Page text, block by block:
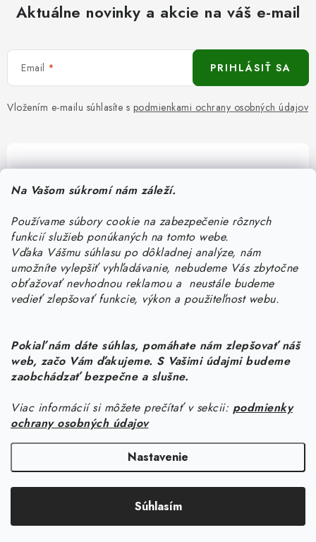
Na Vašom súkromí nám záleží.
Používame súbory cookie na zabezpečenie rôznych
funkcií služieb ponúkaných na tomto webe.
Vďaka Vášmu súhlasu po dôkladnej analýze, nám
umožníte vylepšiť vyhľadávanie, nebudeme Vás zbytočne
obťažovať nevhodnou reklamou a neustále budeme
vedieť zlepšovať funkcie, výkon a použiteľnost webu.
Pokiaľ nám dáte súhlas, pomáhate nám zlepšovať náš
web, začo Vám ďakujeme. S Vašimi údajmi budeme
zaobchádzať bezpečne a slušne.
Viac informácií si môžete prečítať v sekcii: podmienky
ochrany osobných údajov
Nastavenie
Súhlasím
Aktuálne novinky a akcie na váš e-mail
Email
Vložením e-mailu súhlasíte s podmienkami ochrany osobných údajov
PRIHLÁSIŤ SA
Pomôžeme vám s výberom
Potrebujete s niečím poradiť? Sme tu pre vás!
objednavky@kurin.sk
0950456469
Informácie pre vás
Náš príbeh od začiatku
Kontakt
Facebook
Copyright 2026KURIN.SK. Všetky práva vyhradené.Upraviť nastavenie
cookies